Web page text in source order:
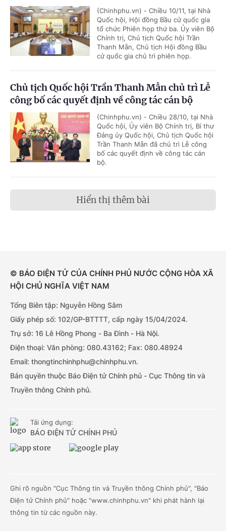
(Chinhphu.vn) - Chiều 10/11, tại Nhà
Quốc hội, Hội đồng Bầu cử quốc gia
tổ chức Phiên họp thứ ba. Ủy viên Bộ
Chính trị, Chủ tịch Quốc hội Trần
Thanh Mẫn, Chủ tịch Hội đồng Bầu
cử quốc gia chủ trì phiên họp.
Chủ tịch Quốc hội Trần Thanh Mẫn chủ trì Lễ
công bố các quyết định về công tác cán bộ
(Chinhphu.vn) - Chiều 28/10, tại Nhà
Quốc hội, Ủy viên Bộ Chính trị, Bí thư
Đảng ủy Quốc hội, Chủ tịch Quốc hội
Trần Thanh Mẫn đã chủ trì Lễ công
bố các quyết định về công tác cán
bộ.
Hiển thị thêm bài
© BÁO ĐIỆN TỬ CỦA CHÍNH PHỦ NƯỚC CỘNG HÒA XÃ
HỘI CHỦ NGHĨA VIỆT NAM
Tổng Biên tập: Nguyễn Hồng Sâm
Giấy phép số: 102/GP-BTTTT, cấp ngày 15/04/2024.
Trụ sở: 16 Lê Hồng Phong - Ba Đình - Hà Nội.
Điện thoại: Văn phòng: 080.43162; Fax: 080.48924
Email: thongtinchinhphu@chinhphu.vn.
Bản quyền thuộc Báo Điện tử Chính phủ - Cục Thông tin và
Truyền thông Chính phủ.
Tải ứng dụng:
BÁO ĐIỆN TỬ CHÍNH PHỦ
Ghi rõ nguồn "Cục Thông tin và Truyền thông Chính phủ", "Báo
Điện tử Chính phủ" hoặc "www.chinhphu.vn" khi phát hành lại
thông tin từ các nguồn này.